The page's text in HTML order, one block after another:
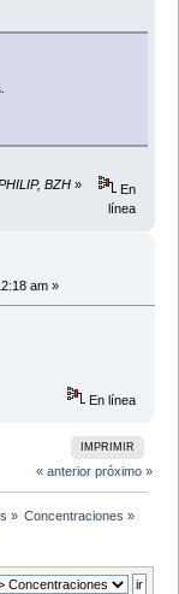
BZH »
En
línea
am »
En línea
IMPRIMIR
« anterior próximo »
» Concentraciones »